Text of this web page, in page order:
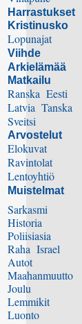
Harrastukset
Kristinusko
Lopunajat
Viihde
Arkielämää
Matkailu
Ranska Eesti
Latvia Tanska
Sveitsi
Arvostelut
Elokuvat
Ravintolat
Lentoyhtiö
Muistelmat
Sarkasmi
Historia
Poliisiasia
Raha Israel
Autot
Maahanmuutto
Joulu
Lemmikit
Luonto